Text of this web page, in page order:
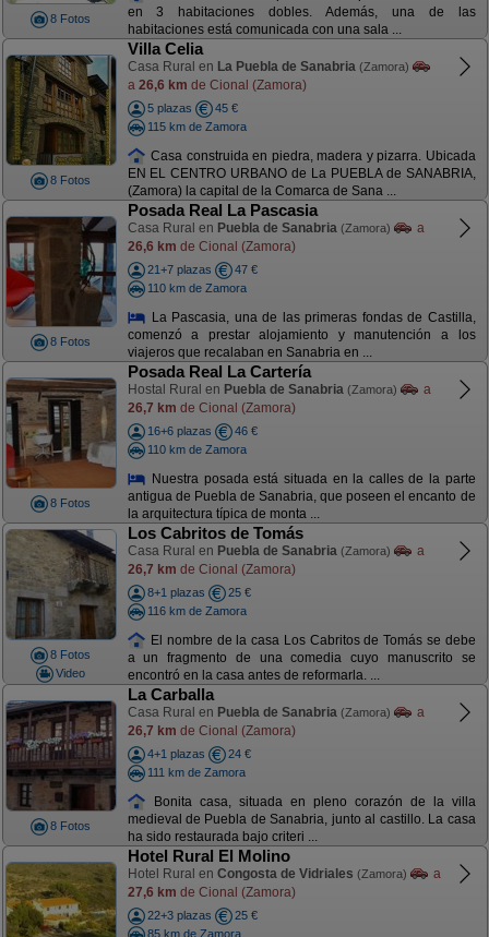
8 Fotos
en 3 habitaciones dobles. Además, una de las
habitaciones está comunicada con una sala ...
8 Fotos
Villa Celia
Casa Rural en La Puebla de Sanabria (Zamora)
a 26,6 km de Cional (Zamora)
5 plazas
45 €
115 km de Zamora
Casa construida en piedra, madera y pizarra. Ubicada
EN EL CENTRO URBANO de La PUEBLA de SANABRIA,
(Zamora) la capital de la Comarca de Sana ...
8 Fotos
Posada Real La Pascasia
Casa Rural en Puebla de Sanabria (Zamora)
a
26,6 km de Cional (Zamora)
21+7 plazas
47 €
110 km de Zamora
La Pascasia, una de las primeras fondas de Castilla,
comenzó a prestar alojamiento y manutención a los
viajeros que recalaban en Sanabria en ...
8 Fotos
Posada Real La Cartería
Hostal Rural en Puebla de Sanabria (Zamora)
a
26,7 km de Cional (Zamora)
16+6 plazas
46 €
110 km de Zamora
Nuestra posada está situada en la calles de la parte
antigua de Puebla de Sanabria, que poseen el encanto de
la arquitectura típica de monta ...
8 Fotos
Video
Los Cabritos de Tomás
Casa Rural en Puebla de Sanabria (Zamora)
a
26,7 km de Cional (Zamora)
8+1 plazas
25 €
116 km de Zamora
El nombre de la casa Los Cabritos de Tomás se debe
a un fragmento de una comedia cuyo manuscrito se
encontró en la casa antes de reformarla. ...
8 Fotos
La Carballa
Casa Rural en Puebla de Sanabria (Zamora)
a
26,7 km de Cional (Zamora)
4+1 plazas
24 €
111 km de Zamora
Bonita casa, situada en pleno corazón de la villa
medieval de Puebla de Sanabria, junto al castillo. La casa
ha sido restaurada bajo criteri ...
Hotel Rural El Molino
Hotel Rural en Congosta de Vidriales (Zamora)
a
27,6 km de Cional (Zamora)
22+3 plazas
25 €
85 km de Zamora